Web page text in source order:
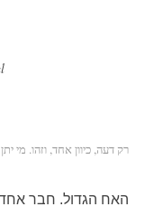
רק דעה, כיוון אחד, וזהו. מי
האח הגדול. חבר